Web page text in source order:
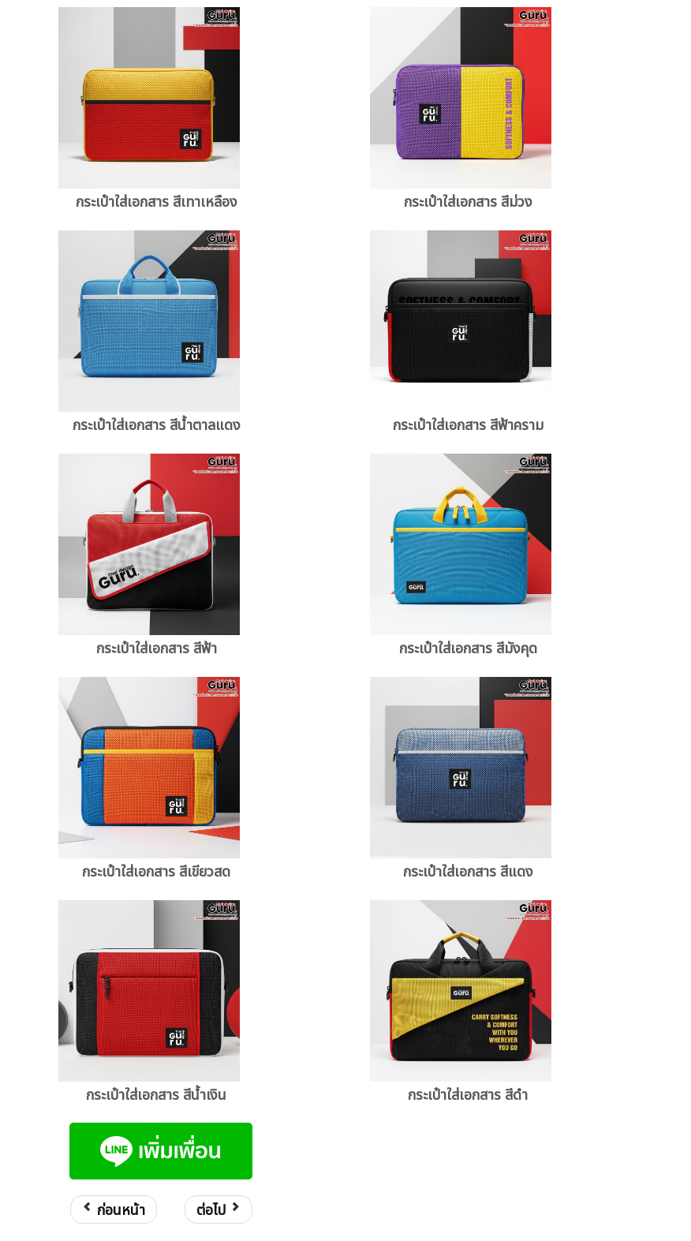
กระเป๋าใส่เอกสาร สีเทาเหลือง กระเป๋าใส่เอกสาร สีม่วง
กระเป๋าใส่เอกสาร สีน้ำตาลแดง กระเป๋าใส่เอกสาร สีฟ้าคราม
กระเป๋าใส่เอกสาร สีฟ้า กระเป๋าใส่เอกสาร สีมังคุด
กระเป๋าใส่เอกสาร สีเขียวสด กระเป๋าใส่เอกสาร สีแดง
กระเป๋าใส่เอกสาร สีน้ำเงิน กระเป๋าใส่เอกสาร สีดำ
ก่อนหน้า ต่อไป